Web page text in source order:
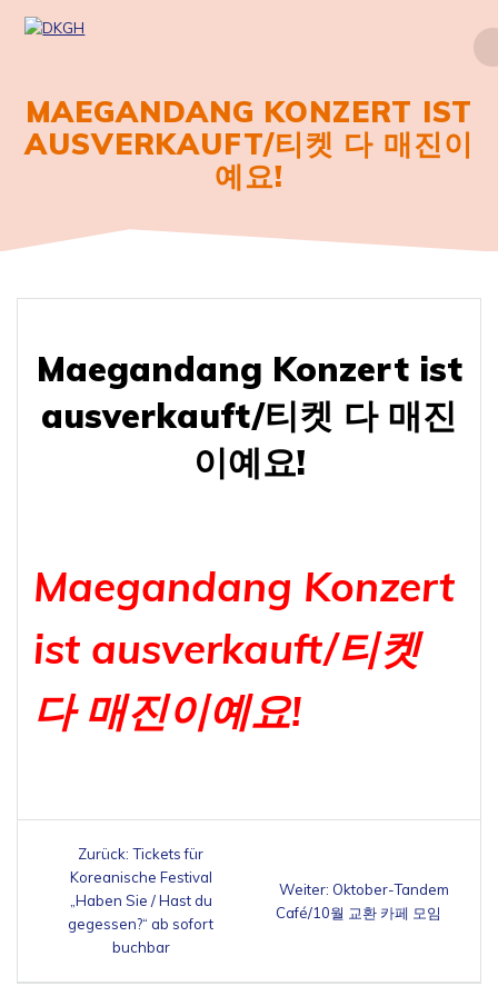
MAEGANDANG KONZERT IST
AUSVERKAUFT/티켓 다 매진이
예요!
Maegandang Konzert ist
ausverkauft/티켓 다 매진
이예요!
Maegandang Konzert
ist ausverkauft/티켓
다 매진이예요!
Beitragsnavigation
Zurück: Vorheriger
Beitrag:
Tickets für
Koreanische Festival
„Haben Sie / Hast du
gegessen?“ ab sofort
buchbar
Weiter: Nächster
Beitrag:
Oktober-Tandem
Café/10월 교환 카페 모임